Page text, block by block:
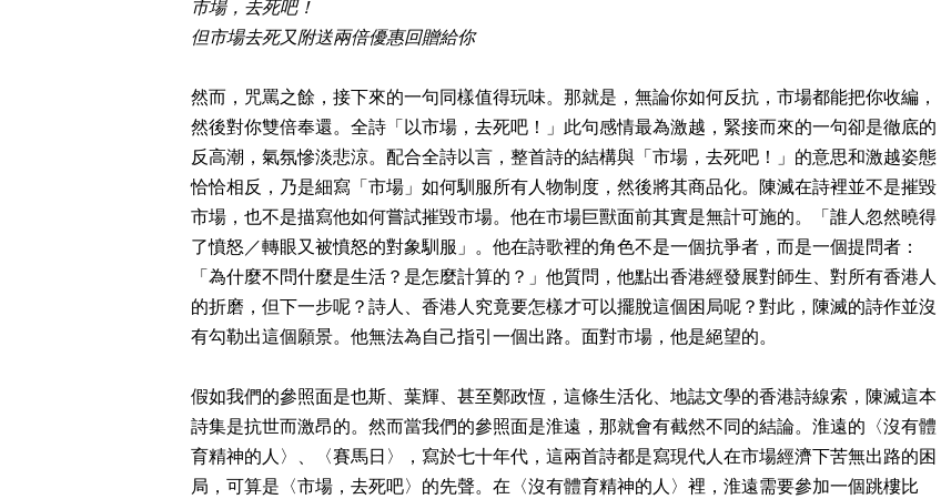
市場，去死吧！
但市場去死又附送兩倍優惠回贈給你
然而，咒罵之餘，接下來的一句同樣值得玩味。那就是，無論你如何反抗，市場都能把你收編，
然後對你雙倍奉還。全詩「以市場，去死吧！」此句感情最為激越，緊接而來的一句卻是徹底的
反高潮，氣氛慘淡悲涼。配合全詩以言，整首詩的結構與「市場，去死吧！」的意思和激越姿態
恰恰相反，乃是細寫「市場」如何馴服所有人物制度，然後將其商品化。陳滅在詩裡並不是摧毀
市場，也不是描寫他如何嘗試摧毀市場。他在市場巨獸面前其實是無計可施的。「誰人忽然曉得
了憤怒／轉眼又被憤怒的對象馴服」。他在詩歌裡的角色不是一個抗爭者，而是一個提問者：
「為什麼不問什麼是生活？是怎麼計算的？」他質問，他點出香港經發展對師生、對所有香港人
的折磨，但下一步呢？詩人、香港人究竟要怎樣才可以擺脫這個困局呢？對此，陳滅的詩作並沒
有勾勒出這個願景。他無法為自己指引一個出路。面對市場，他是絕望的。
假如我們的參照面是也斯、葉輝、甚至鄭政恆，這條生活化、地誌文學的香港詩線索，陳滅這本
詩集是抗世而激昂的。然而當我們的參照面是淮遠，那就會有截然不同的結論。淮遠的〈沒有體
育精神的人〉、〈賽馬日〉，寫於七十年代，這兩首詩都是寫現代人在市場經濟下苦無出路的困
局，可算是〈市場，去死吧〉的先聲。在〈沒有體育精神的人〉裡，淮遠需要參加一個跳樓比